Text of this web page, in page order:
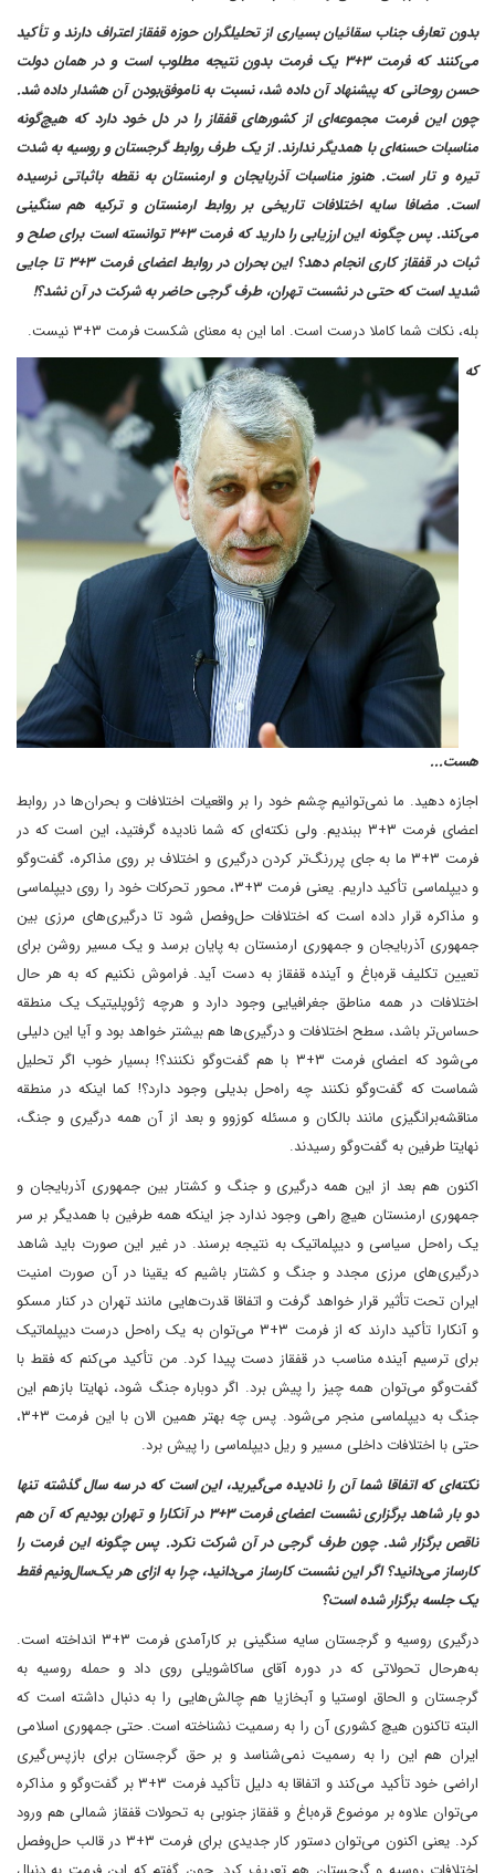
بدون تعارف جناب سقائیان بسیاری از تحلیلگران حوزه قفقاز اعتراف دارند و تأکید
می‌کنند که فرمت ۳+۳ یک فرمت بدون نتیجه مطلوب است و در همان دولت
حسن روحانی که پیشنهاد آن داده شد، نسبت به ناموفق‌بودن آن هشدار داده شد.
چون این فرمت مجموعه‌ای از کشورهای قفقاز را در دل خود دارد که هیچ‌گونه
مناسبات حسنه‌ای با همدیگر ندارند. از یک طرف روابط گرجستان و روسیه به شدت
تیره و تار است. هنوز مناسبات آذربایجان و ارمنستان به نقطه باثباتی نرسیده
است. مضافا سایه اختلافات تاریخی بر روابط ارمنستان و ترکیه هم سنگینی
می‌کند. پس چگونه این ارزیابی را دارید که فرمت ۳+۳ توانسته است برای صلح و
ثبات در قفقاز کاری انجام دهد؟ این بحران در روابط اعضای فرمت ۳+۳ تا جایی
شدید است که حتی در نشست تهران، طرف گرجی حاضر به شرکت در آن نشد؟!
بله، نکات شما کاملا درست است. اما این به معنای شکست فرمت ۳+۳ نیست.
که
هست...
اجازه دهید. ما نمی‌توانیم چشم خود را بر واقعیات اختلافات و بحران‌ها در روابط
اعضای فرمت ۳+۳ ببندیم. ولی نکته‌ای که شما نادیده گرفتید، این است که در
فرمت ۳+۳ ما به جای پررنگ‌تر کردن درگیری و اختلاف بر روی مذاکره، گفت‌وگو
و دیپلماسی تأکید داریم. یعنی فرمت ۳+۳، محور تحرکات خود را روی دیپلماسی
و مذاکره قرار داده است که اختلافات حل‌وفصل شود تا درگیری‌های مرزی بین
جمهوری آذربایجان و جمهوری ارمنستان به پایان برسد و یک مسیر روشن برای
تعیین تکلیف قره‌باغ و آینده قفقاز به دست آید. فراموش نکنیم که به هر حال
اختلافات در همه مناطق جغرافیایی وجود دارد و هرچه ژئوپلیتیک یک منطقه
حساس‌تر باشد، سطح اختلافات و درگیری‌ها هم بیشتر خواهد بود و آیا این دلیلی
می‌شود که اعضای فرمت ۳+۳ با هم گفت‌وگو نکنند؟! بسیار خوب اگر تحلیل
شماست که گفت‌وگو نکنند چه راه‌حل بدیلی وجود دارد؟! کما اینکه در منطقه
مناقشه‌برانگیزی مانند بالکان و مسئله کوزوو و بعد از آن همه درگیری و جنگ،
نهایتا طرفین به گفت‌وگو رسیدند.
اکنون هم بعد از این همه درگیری و جنگ و کشتار بین جمهوری آذربایجان و
جمهوری ارمنستان هیچ راهی وجود ندارد جز اینکه همه طرفین با همدیگر بر سر
یک راه‌حل سیاسی و دیپلماتیک به نتیجه برسند. در غیر این صورت باید شاهد
درگیری‌های مرزی مجدد و جنگ و کشتار باشیم که یقینا در آن صورت امنیت
ایران تحت تأثیر قرار خواهد گرفت و اتفاقا قدرت‌هایی مانند تهران در کنار مسکو
و آنکارا تأکید دارند که از فرمت ۳+۳ می‌توان به یک راه‌حل درست دیپلماتیک
برای ترسیم آینده مناسب در قفقاز دست پیدا کرد. من تأکید می‌کنم که فقط با
گفت‌وگو می‌توان همه چیز را پیش برد. اگر دوباره جنگ شود، نهایتا بازهم این
جنگ به دیپلماسی منجر می‌شود. پس چه بهتر همین الان با این فرمت ۳+۳،
حتی با اختلافات داخلی مسیر و ریل دیپلماسی را پیش برد.
نکته‌ای که اتفاقا شما آن را نادیده می‌گیرید، این است که در سه سال گذشته تنها
دو بار شاهد برگزاری نشست اعضای فرمت ۳+۳ در آنکارا و تهران بودیم که آن هم
ناقص برگزار شد. چون طرف گرجی در آن شرکت نکرد. پس چگونه این فرمت را
کارساز می‌دانید؟ اگر این نشست کارساز می‌دانید، چرا به ازای هر یک‌سال‌و‌نیم فقط
یک جلسه برگزار شده است؟
درگیری روسیه و گرجستان سایه سنگینی بر کارآمدی فرمت ۳+۳ انداخته است.
به‌هر‌حال تحولاتی که در دوره آقای ساکاشویلی روی داد و حمله روسیه به
گرجستان و الحاق اوستیا و آبخازیا هم چالش‌هایی را به دنبال داشته است که
البته تاکنون هیچ کشوری آن را به رسمیت نشناخته است. حتی جمهوری اسلامی
ایران هم این را به رسمیت نمی‌شناسد و بر حق گرجستان برای بازپس‌گیری
اراضی خود تأکید می‌کند و اتفاقا به دلیل تأکید فرمت ۳+۳ بر گفت‌وگو و مذاکره
می‌توان علاوه بر موضوع قره‌باغ و قفقاز جنوبی به تحولات قفقاز شمالی هم ورود
کرد. یعنی اکنون می‌توان دستور کار جدیدی برای فرمت ۳+۳ در قالب حل‌وفصل